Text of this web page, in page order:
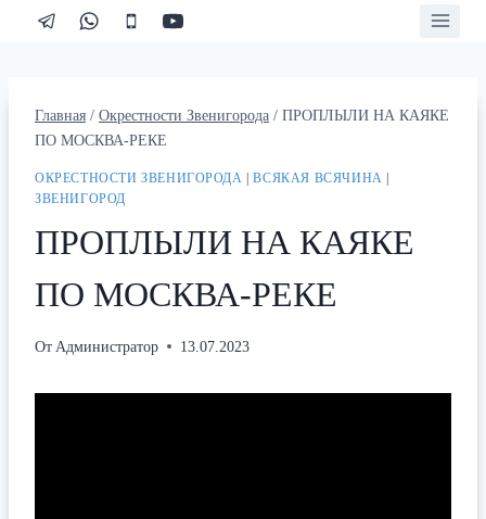
Перейти
Главная / Окрестности Звенигорода / ПРОПЛЫЛИ НА КАЯКЕ
ПО МОСКВА-РЕКЕ
ОКРЕСТНОСТИ ЗВЕНИГОРОДА |ВСЯКАЯ ВСЯЧИНА
ЗВЕНИГОРОД
ПРОПЛЫЛИ НА КАЯКЕ
ПО МОСКВА-РЕКЕ
От Администратор 13.07.2023